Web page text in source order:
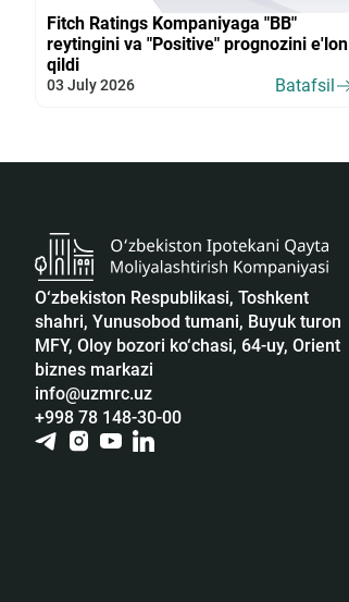
Fitch Ratings Kompaniyaga "BB"
reytingini va "Positive" prognozini e'lon
qildi
03 July 2026 Batafsil
O‘zbekiston Respublikasi, Toshkent
shahri, Yunusobod tumani, Buyuk turon
MFY, Oloy bozori ko‘chasi, 64-uy, Orient
biznes markazi
info@uzmrc.uz
+998 78 148-30-00